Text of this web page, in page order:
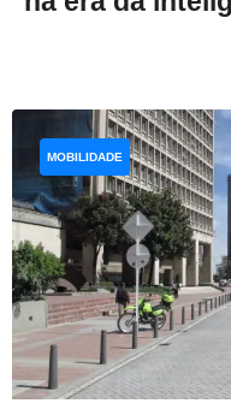
MOBILIDADE